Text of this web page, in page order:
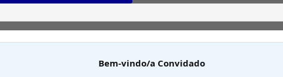
Bem-vindo/a Convidado